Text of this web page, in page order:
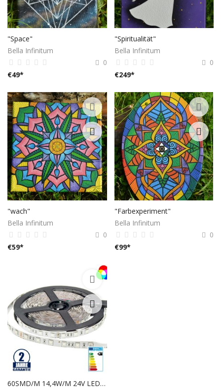
"Space"
Bella Infinitum
0
€49*
"Spiritualität"
Bella Infinitum
0
€249*
"wach"
Bella Infinitum
0
€59*
"Farbexperiment"
Bella Infinitum
0
€99*
60SMD/M 14,4W/M 24V LED STREIFEN RGB 5M ROLLE